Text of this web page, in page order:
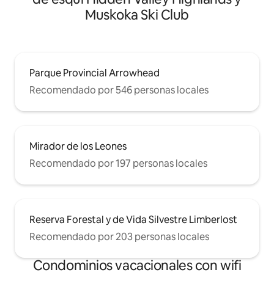
Muskoka Ski Club
Parque Provincial Arrowhead
Recomendado por 546 personas locales
Mirador de los Leones
Recomendado por 197 personas locales
Reserva Forestal y de Vida Silvestre Limberlost
Recomendado por 203 personas locales
Condominios vacacionales con wifi